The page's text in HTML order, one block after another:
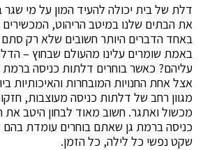
דלת של בית יכולה להעיד המון על מי שגר
את הבתים שלנו במיטב הריהוט,
באחד הדברים היותר חשובים שלא רק סתם
באמת שומרים עלינו מהעולם שבחוץ –
עליהם? כאשר בוחרים דלתות כניסה
אצל אחת החנויות המובחרות והאיכותיות
מגוון רחב של דלתות כניסה מעוצבות,
מכשול ואתגר. חשוב מאוד לבחון היטב
כניסה ברמת גן שאתם בוחרים עומדת
שקט נפשי כל לילה, כל הזמן.